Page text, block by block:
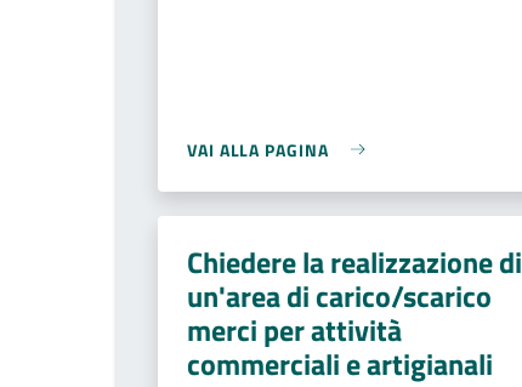
VAI ALLA PAGINA
Chiedere la realizzazione di
un'area di carico/scarico
merci per attività
commerciali e artigianali